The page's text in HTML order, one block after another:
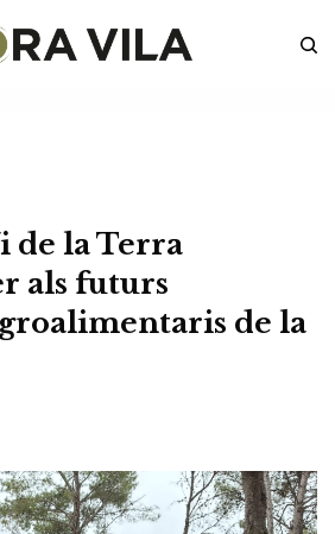
de la Terra
als futurs
de la